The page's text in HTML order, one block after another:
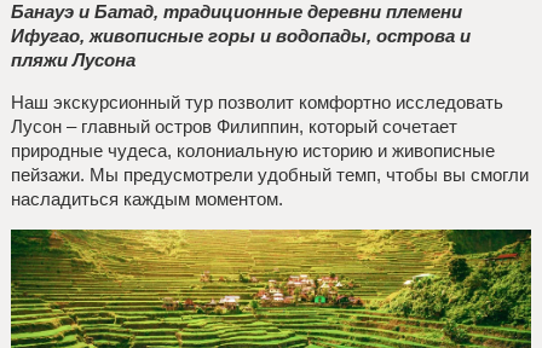
Банауэ и Батад, традиционные деревни племени
Ифугао, живописные горы и водопады, острова и
пляжи Лусона
Наш экскурсионный тур позволит комфортно исследовать
Лусон – главный остров Филиппин, который сочетает
природные чудеса, колониальную историю и живописные
пейзажи. Мы предусмотрели удобный темп, чтобы вы смогли
насладиться каждым моментом.